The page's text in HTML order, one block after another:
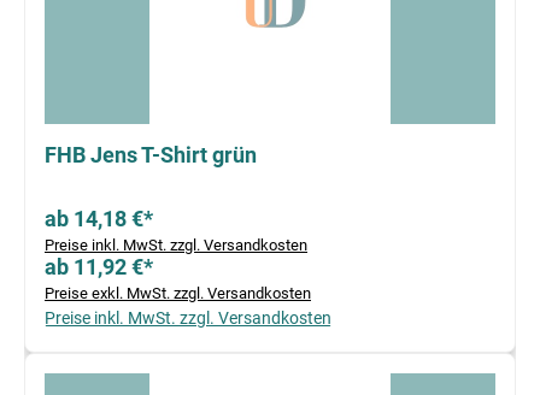
FHB Jens T-Shirt grün
ab 14,18 €*
Preise inkl. MwSt. zzgl. Versandkosten
ab 11,92 €*
Preise exkl. MwSt. zzgl. Versandkosten
Preise inkl. MwSt. zzgl. Versandkosten